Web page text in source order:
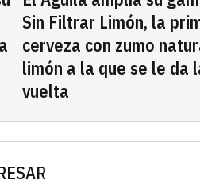
Sin Filtrar Limón, la
cerveza con zumo
limón a la que se le da
vuelta